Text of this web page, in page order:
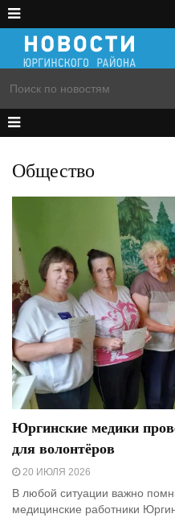
Общество
Юргинские медики
для волонтёров
20 ИЮЛЯ 2026
В любой ситуации важно
медицинские работники